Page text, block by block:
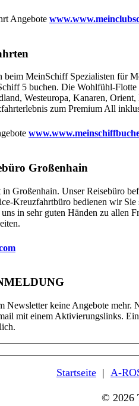
Angebote
beim MeinSchiff Spezialisten für
5 buchen. Die Wohlfühl-Flotte
Westeuropa, Kanaren,
zum Premium All
Großenhain
Großenhain. Unser Reisebüro
Kreuzfahrtbüro bedienen wir
in sehr guten Händen zu allen
Newsletter keine Angebote mehr.
mit einem Aktivierungslinks.
Startseite | A-
© 2026